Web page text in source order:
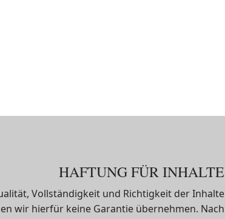
HAFTUNG FÜR INHALTE
Vollständigkeit und Richtigkeit der Inhalte
wir hierfür keine Garantie übernehmen. Nach